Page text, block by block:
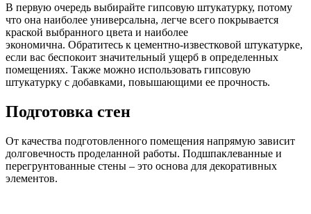
В первую очередь выбирайте гипсовую штукатурку, потому
что она наиболее универсальна, легче всего покрывается
краской выбранного цвета и наиболее
экономична. Обратитесь к цементно-известковой штукатурке,
если вас беспокоит значительный ущерб в определенных
помещениях. Также можно использовать гипсовую
штукатурку с добавками, повышающими ее прочность.
Подготовка стен
От качества подготовленного помещения напрямую зависит
долговечность проделанной работы. Подшпаклеванные и
перегрунтованные стены – это основа для декоративных
элементов.